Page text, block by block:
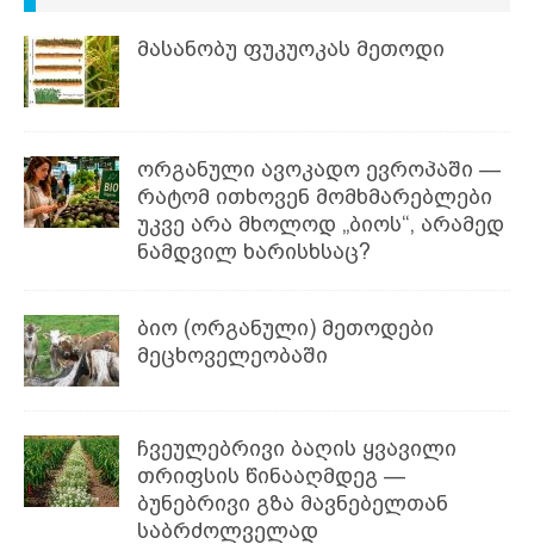
მასანობუ ფუკუოკას მეთოდი
ორგანული ავოკადო ევროპაში —
რატომ ითხოვენ მომხმარებლები
უკვე არა მხოლოდ „ბიოს“, არამედ
ნამდვილ ხარისხსაც?
ბიო (ორგანული) მეთოდები
მეცხოველეობაში
ჩვეულებრივი ბაღის ყვავილი
თრიფსის წინააღმდეგ —
ბუნებრივი გზა მავნებელთან
საბრძოლველად